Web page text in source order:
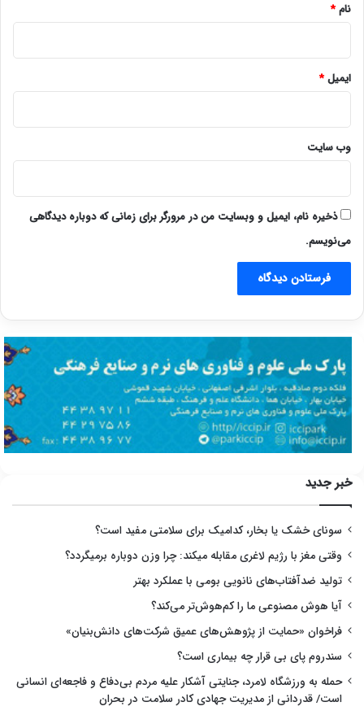
نام*
ایمیل*
وب‌ سایت
ذخیره نام، ایمیل و وبسایت من در مرورگر برای زمانی که دوباره دیدگاهی
می‌نویسم.
خبر جدید
سونای خشک یا بخار، کدامیک برای سلامتی مفید است؟
وقتی مغز با رژیم لاغری مقابله میکند: چرا وزن دوباره برمیگردد؟
تولید ضدآفتاب‌های نانویی بومی با عملکرد بهتر
آیا هوش مصنوعی ما را کم‌هوش‌تر می‌کند؟
فراخوان «حمایت از پژوهش‌های عمیق شرکت‌های دانش‌بنیان»
سندروم پای بی قرار چه بیماری است؟
حمله به ورزشگاه لامرد، جنایتی آشکار علیه مردم بی‌دفاع و فاجعه‌ای انسانی
است/ قدردانی از مدیریت جهادی کادر سلامت در بحران